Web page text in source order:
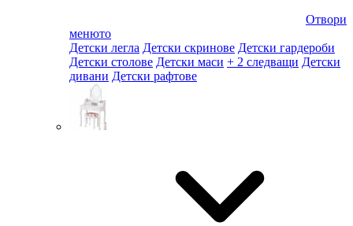
Отвори
менюто
Детски легла Детски скринове Детски гардероби
Детски столове Детски маси + 2 следващи Детски
дивани Детски рафтове